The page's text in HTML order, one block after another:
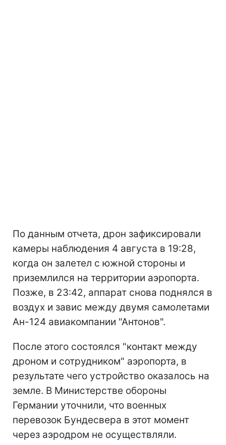
По данным отчета, дрон зафиксировали
камеры наблюдения 4 августа в 19:28,
когда он залетел с южной стороны и
приземлился на территории аэропорта.
Позже, в 23:42, аппарат снова поднялся в
воздух и завис между двумя самолетами
Ан-124 авиакомпании "Антонов".
После этого состоялся "контакт между
дроном и сотрудником" аэропорта, в
результате чего устройство оказалось на
земле. В Министерстве обороны
Германии уточнили, что военных
перевозок Бундесвера в этот момент
через аэродром не осуществляли.